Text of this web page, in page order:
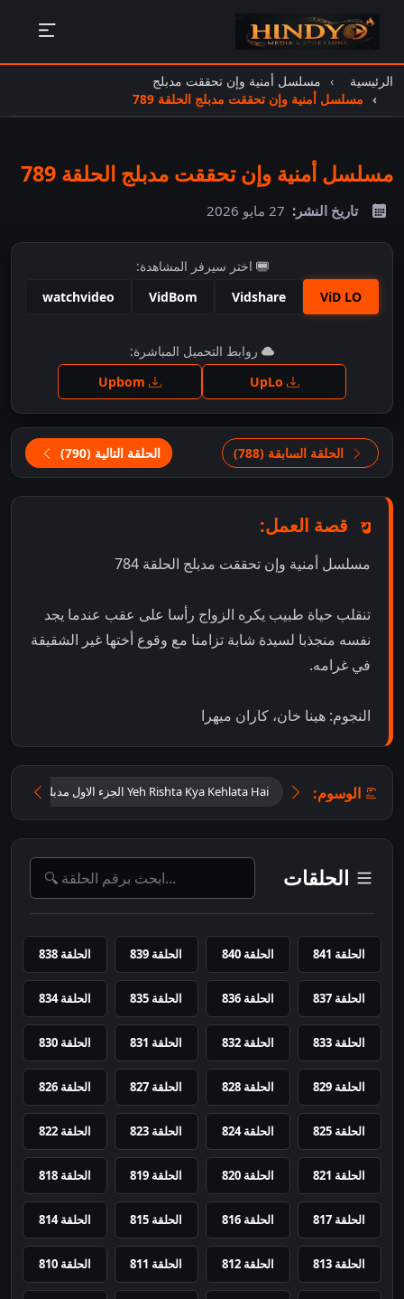
الرئيسية
مسلسل أمنية وإن تحققت مدبلج
مسلسل أمنية وإن تحققت مدبلج الحلقة 789
مسلسل أمنية وإن تحققت مدبلج الحلقة 789
تاريخ النشر: 27 مايو 2026
اختر سيرفر المشاهدة:
ViD LO
Vidshare
VidBom
watchvideo
اضغط للمشاهدة
روابط التحميل المباشرة:
الحلقة السابقة (788) الحلقة التالية (790)
قصة العمل:
مسلسل أمنية وإن تحققت مدبلج الحلقة 784
تنقلب حياة طبيب يكره الزواج رأسا على عقب عندما يجد
نفسه منجذبا لسيدة شابة تزامنا مع وقوع أختها غير الشقيقة
في غرامه.
النجوم: هينا خان، كاران ميهرا
الوسوم: Yeh Rishta Kya Kehlata Hai الجزء الاول مدبلج اون لاين
الحلقات
الحلقة 841 الحلقة 840 الحلقة 839 الحلقة 838
الحلقة 837 الحلقة 836 الحلقة 835 الحلقة 834
الحلقة 833 الحلقة 832 الحلقة 831 الحلقة 830
الحلقة 829 الحلقة 828 الحلقة 827 الحلقة 826
الحلقة 825 الحلقة 824 الحلقة 823 الحلقة 822
الحلقة 821 الحلقة 820 الحلقة 819 الحلقة 818
الحلقة 817 الحلقة 816 الحلقة 815 الحلقة 814
الحلقة 813 الحلقة 812 الحلقة 811 الحلقة 810